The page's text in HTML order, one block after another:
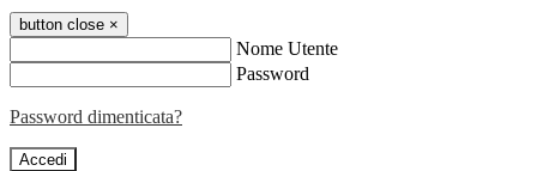
button close ×
Nome Utente
Password
Password dimenticata?